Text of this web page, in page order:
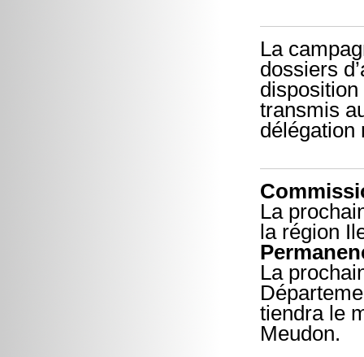
La
dossiers
transmis
La
la région
La
tiendra le
Meudon.